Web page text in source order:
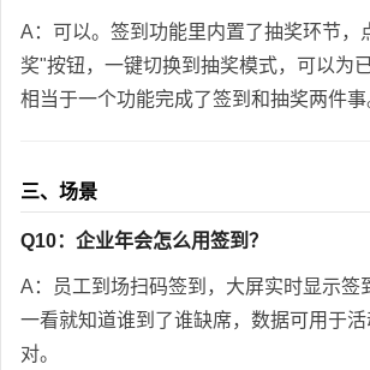
A：可以。签到功能里内置了抽奖环节，
奖"按钮，一键切换到抽奖模式，可以为
相当于一个功能完成了签到和抽奖两件事
三、场景
Q10：企业年会怎么用签到？
A：员工到场扫码签到，大屏实时显示签
一看就知道谁到了谁缺席，数据可用于
对。